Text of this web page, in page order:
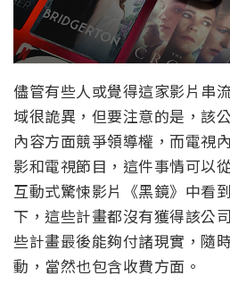
儘管有些人或覺得這家影片串
域很詭異，但要注意的是，該
內容方面競爭領導權，而電視
影和電視節目，這件事情可以
互動式驚悚影片《黑鏡》中看
下，這些計畫都沒有獲得該公
些計畫最後能夠付諸現實，隨
動，當然也包含收費方面。